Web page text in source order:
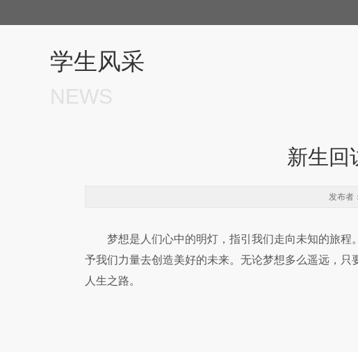
学生风采
NEWS
新生回
发布者
梦想是人们心中的明灯，指引我们走向未知的旅
予我们力量去创造美好的未来。无论梦想多么遥远，
人生之路。